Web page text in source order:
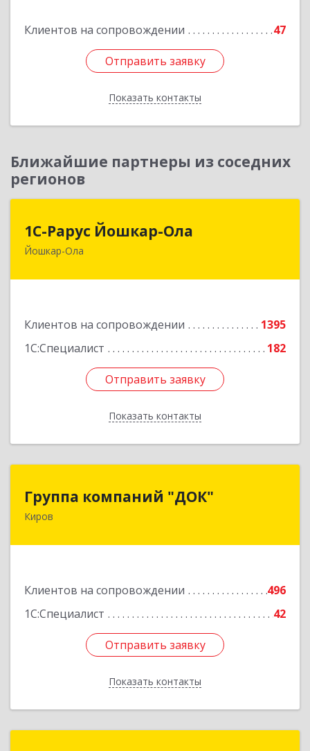
Клиентов на сопровождении 47
Отправить заявку
Показать контакты
Подробнее
Отправить заявку
Назад
Ближайшие партнеры из соседних
регионов
1С-Рарус Йошкар-Ола
Йошкар-Ола
Клиентов на сопровождении
1395
1С:Специалист
182
Отправить заявку
Показать контакты
424004, Марий Эл Респ, Йошкар-Ола г, Волкова
Отправить заявку
Назад
Группа компаний "ДОК"
Киров
Клиентов на сопровождении
496
1С:Специалист
42
Отправить заявку
Показать контакты
Группа компаний "ДОК"
610017, Кировская обл, Киров г, Горького ул,
Отправить заявку
Назад